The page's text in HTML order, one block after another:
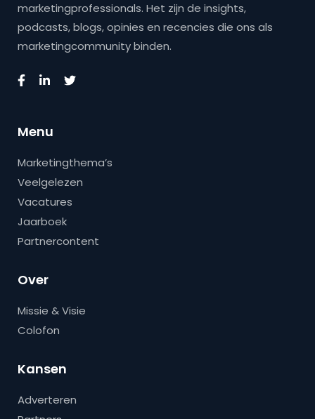
marketingprofessionals. Het zijn de insights,
podcasts, blogs, opinies en recencies die ons als
marketingcommunity binden.
Menu
Marketingthema’s
Veelgelezen
Vacatures
Jaarboek
Partnercontent
Over
Missie & Visie
Colofon
Kansen
Adverteren